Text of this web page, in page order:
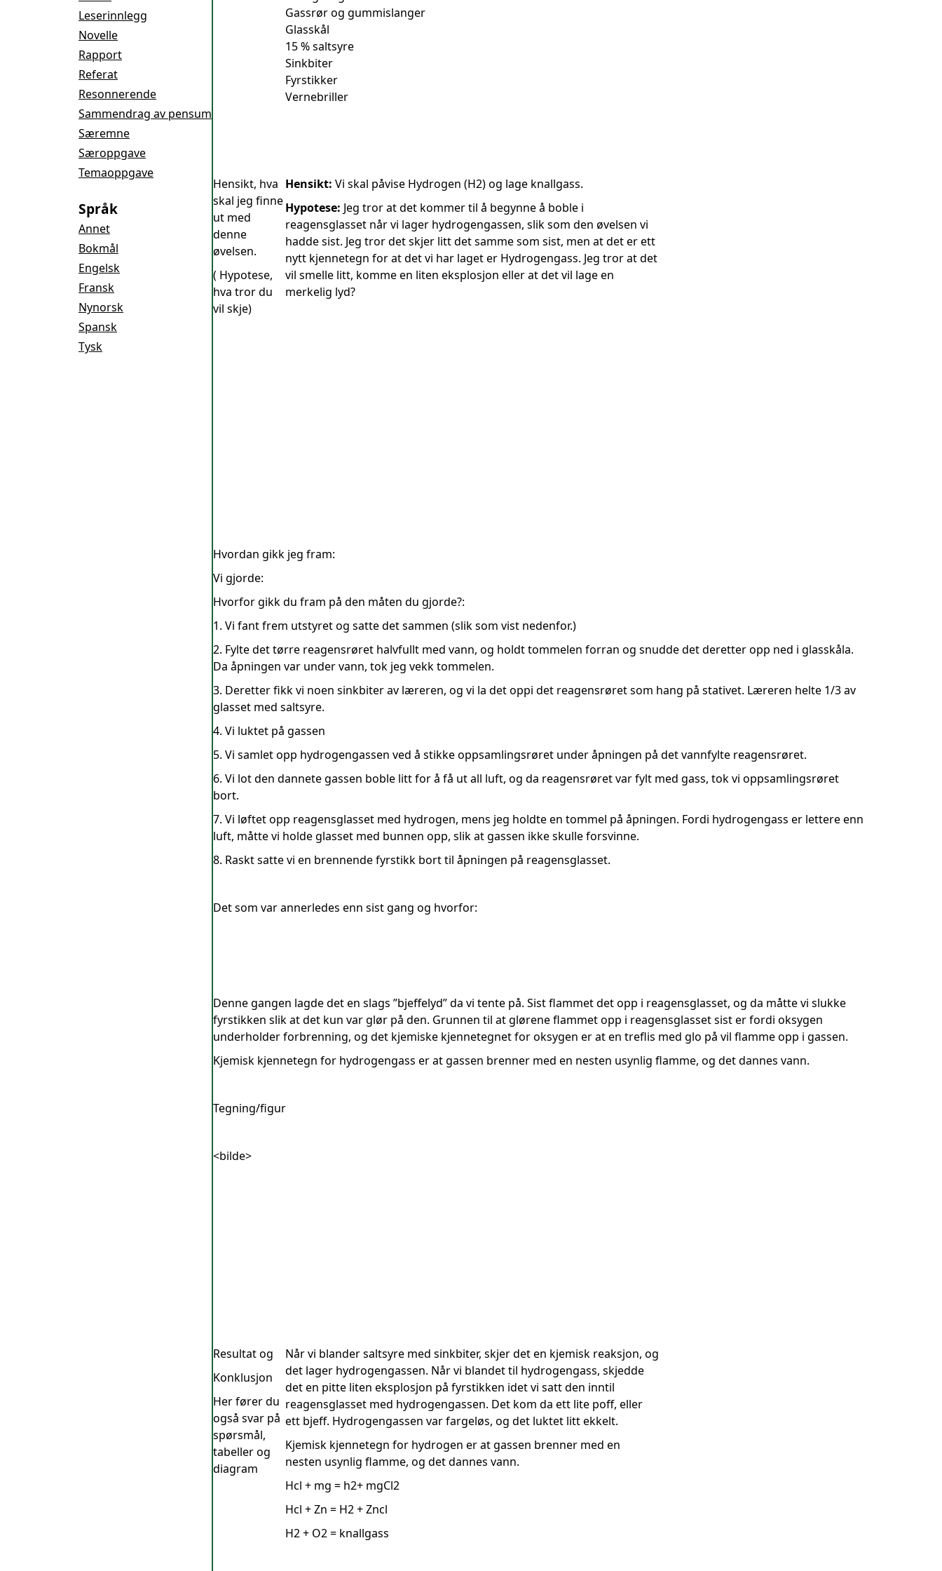
Leserinnlegg
Novelle
Rapport
Referat
Resonnerende
Sammendrag av pensum
Særemne
Særoppgave
Temaoppgave
Språk
Annet
Bokmål
Engelsk
Fransk
Nynorsk
Spansk
Tysk
Gassrør og gummislanger
Glasskål
15 % saltsyre
Sinkbiter
Fyrstikker
Vernebriller
Hensikt, hva
skal jeg finne
ut med
denne
øvelsen.
( Hypotese,
hva tror du
vil skje)
Hensikt: Vi skal påvise Hydrogen (H2) og lage knallgass.
Hypotese: Jeg tror at det kommer til å begynne å boble i
reagensglasset når vi lager hydrogengassen, slik som den øvelsen vi
hadde sist. Jeg tror det skjer litt det samme som sist, men at det er ett
nytt kjennetegn for at det vi har laget er Hydrogengass. Jeg tror at det
vil smelle litt, komme en liten eksplosjon eller at det vil lage en
merkelig lyd?
Hvordan gikk jeg fram:
Vi gjorde:
Hvorfor gikk du fram på den måten du gjorde?:
1. Vi fant frem utstyret og satte det sammen (slik som vist nedenfor.)
2. Fylte det tørre reagensrøret halvfullt med vann, og holdt tommelen forran og snudde det deretter opp ned i glasskåla.
Da åpningen var under vann, tok jeg vekk tommelen.
3. Deretter fikk vi noen sinkbiter av læreren, og vi la det oppi det reagensrøret som hang på stativet. Læreren helte 1/3 av
glasset med saltsyre.
4. Vi luktet på gassen
5. Vi samlet opp hydrogengassen ved å stikke oppsamlingsrøret under åpningen på det vannfylte reagensrøret.
6. Vi lot den dannete gassen boble litt for å få ut all luft, og da reagensrøret var fylt med gass, tok vi oppsamlingsrøret
bort.
7. Vi løftet opp reagensglasset med hydrogen, mens jeg holdte en tommel på åpningen. Fordi hydrogengass er lettere enn
luft, måtte vi holde glasset med bunnen opp, slik at gassen ikke skulle forsvinne.
8. Raskt satte vi en brennende fyrstikk bort til åpningen på reagensglasset.
Det som var annerledes enn sist gang og hvorfor:
Denne gangen lagde det en slags ”bjeffelyd” da vi tente på. Sist flammet det opp i reagensglasset, og da måtte vi slukke
fyrstikken slik at det kun var glør på den. Grunnen til at glørene flammet opp i reagensglasset sist er fordi oksygen
underholder forbrenning, og det kjemiske kjennetegnet for oksygen er at en treflis med glo på vil flamme opp i gassen.
Kjemisk kjennetegn for hydrogengass er at gassen brenner med en nesten usynlig flamme, og det dannes vann.
Tegning/figur
<bilde>
Resultat og
Konklusjon
Her fører du
også svar på
spørsmål,
tabeller og
diagram
Når vi blander saltsyre med sinkbiter, skjer det en kjemisk reaksjon, og
det lager hydrogengassen. Når vi blandet til hydrogengass, skjedde
det en pitte liten eksplosjon på fyrstikken idet vi satt den inntil
reagensglasset med hydrogengassen. Det kom da ett lite poff, eller
ett bjeff. Hydrogengassen var fargeløs, og det luktet litt ekkelt.
Kjemisk kjennetegn for hydrogen er at gassen brenner med en
nesten usynlig flamme, og det dannes vann.
Hcl + mg = h2+ mgCl2
Hcl + Zn = H2 + Zncl
H2 + O2 = knallgass